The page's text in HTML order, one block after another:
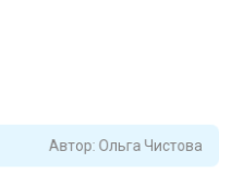
Автор:Ольга Чистова